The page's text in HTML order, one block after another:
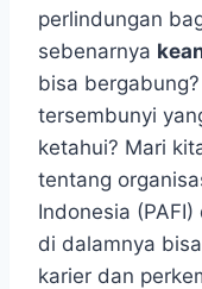
perlindungan
sebenarnya
bisa
tersembunyi
ketahui? Mari
tentang
Indonesia
di dalamnya
karier dan